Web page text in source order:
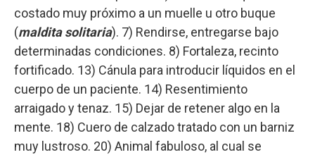
costado muy próximo a un muelle u otro buque
(maldita solitaria). 7) Rendirse, entregarse bajo
determinadas condiciones. 8) Fortaleza, recinto
fortificado. 13) Cánula para introducir líquidos en el
cuerpo de un paciente. 14) Resentimiento
arraigado y tenaz. 15) Dejar de retener algo en la
mente. 18) Cuero de calzado tratado con un barniz
muy lustroso. 20) Animal fabuloso, al cual se